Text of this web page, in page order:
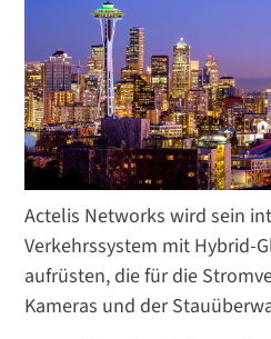
Actelis Networks wird sein
Verkehrssystem mit Hybrid-
aufrüsten, die für die
Kameras und der